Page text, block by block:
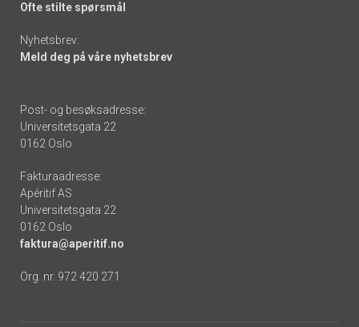
Ofte stilte spørsmål
Nyhetsbrev:
Meld deg på våre nyhetsbrev
Post- og besøksadresse:
Universitetsgata 22
0162 Oslo
Fakturaadresse:
Apéritif AS
Universitetsgata 22
0162 Oslo
faktura@aperitif.no
Org. nr. 972 420 271